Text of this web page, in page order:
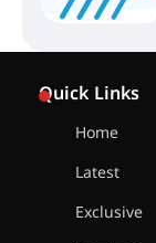
Quick Links
Home
Latest
Exclusive